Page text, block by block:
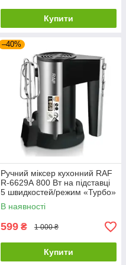
Купити
–40%
Ручний міксер кухонний RAF
R-6629А 800 Вт на підставці
5 швидкостей/режим «Турбо»
В наявності
599 ₴ 1 000 ₴
Купити